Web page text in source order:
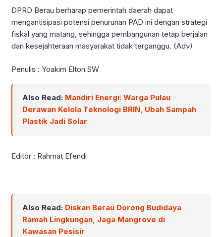
DPRD Berau berharap pemerintah daerah dapat
mengantisipasi potensi penurunan PAD ini dengan strategi
fiskal yang matang, sehingga pembangunan tetap berjalan
dan kesejahteraan masyarakat tidak terganggu. (Adv)
Penulis : Yoakim Elton SW
Also Read: Mandiri Energi: Warga Pulau
Derawan Kelola Teknologi BRIN, Ubah Sampah
Plastik Jadi Solar
Editor : Rahmat Efendi
Also Read: Diskan Berau Dorong Budidaya
Ramah Lingkungan, Jaga Mangrove di
Kawasan Pesisir